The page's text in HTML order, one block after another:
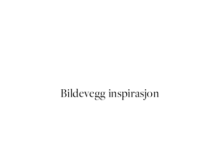
Bildevegg inspirasjon